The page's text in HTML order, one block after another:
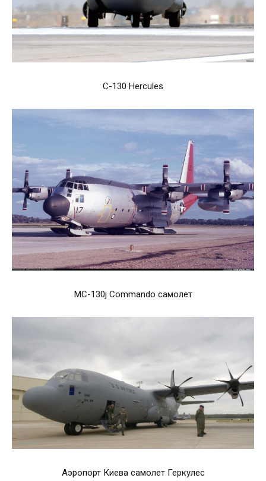
C-130 Hercules
MC-130j Commando самолет
Аэропорт Киева самолет Геркулес